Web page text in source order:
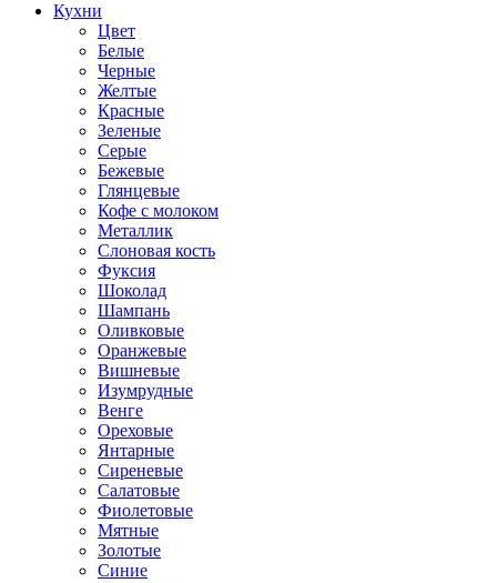
Кухни
Цвет
Белые
Черные
Желтые
Красные
Зеленые
Серые
Бежевые
Глянцевые
Кофе с молоком
Металлик
Слоновая кость
Фуксия
Шоколад
Шампань
Оливковые
Оранжевые
Вишневые
Изумрудные
Венге
Ореховые
Янтарные
Сиреневые
Салатовые
Фиолетовые
Мятные
Золотые
Синие